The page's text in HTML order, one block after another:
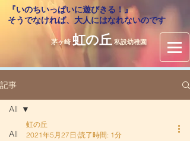
『いのちいっぱいに遊びきる！』
​そうでなければ、大人にはなれないのです
茅ヶ崎 虹の丘 私設幼稚園
記事
All
All
虹の丘
2021年5月27日 読了時間: 1分